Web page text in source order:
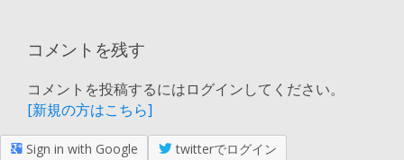
コメントを残す
コメントを投稿するにはログインしてください。
[新規の方はこちら]
Sign in with Google twitterでログイン